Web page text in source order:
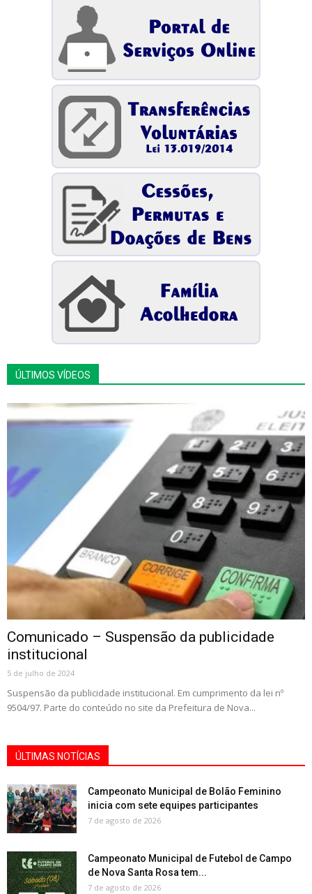
ÚLTIMOS VÍDEOS
Comunicado – Suspensão da publicidade
institucional
5 de julho de 2024
Suspensão da publicidade institucional. Em cumprimento da lei nº
9504/97. Parte do conteúdo no site da Prefeitura de Nova...
ÚLTIMAS NOTÍCIAS
Campeonato Municipal de Bolão Feminino
inicia com sete equipes participantes
7 de agosto de 2026
Campeonato Municipal de Futebol de Campo
de Nova Santa Rosa tem...
7 de agosto de 2026